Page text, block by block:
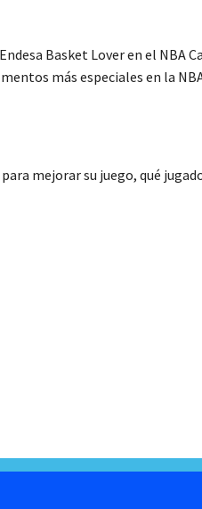
Basket Lover en el NBA
más especiales en la
mejorar su juego, qué